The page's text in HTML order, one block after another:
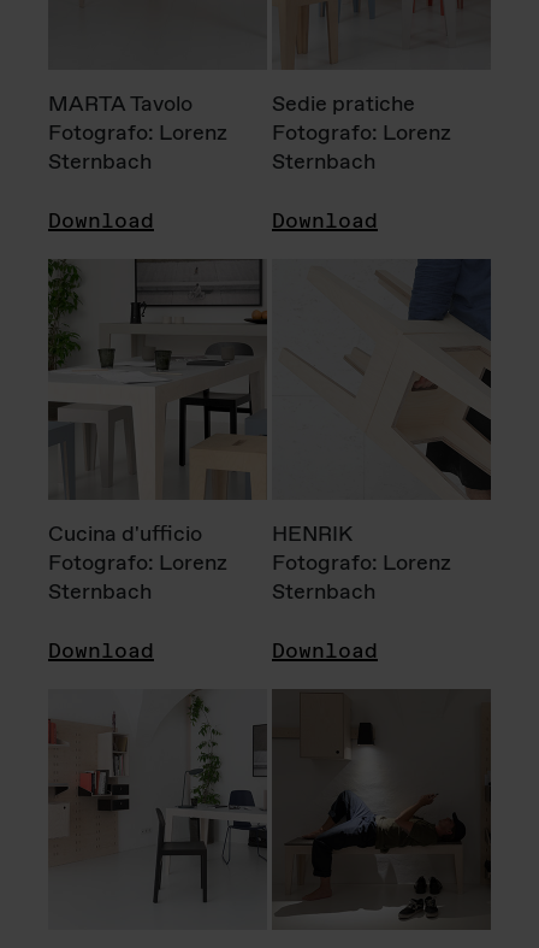
MARTA Tavolo
Fotografo: Lorenz
Sternbach
Download
Sedie pratiche
Fotografo: Lorenz
Sternbach
Download
Cucina d'ufficio
Fotografo: Lorenz
Sternbach
Download
HENRIK
Fotografo: Lorenz
Sternbach
Download